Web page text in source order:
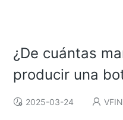
¿De cuántas
producir una
2025-03-24